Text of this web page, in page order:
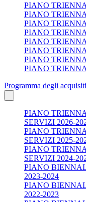
PIANO
PIANO
PIANO
PIANO
PIANO
PIANO
PIANO
PIANO
Programma degli
PIANO
SERVIZI 2026-
PIANO
SERVIZI 2025-
PIANO
SERVIZI 2024-
PIANO
2023-2024
PIANO
2022-2023